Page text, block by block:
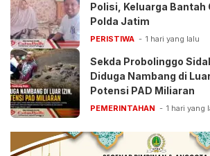
Polisi, Keluarga Bantah
Polda Jatim
PERISTIWA 1 hari yang lalu
Sekda Probolinggo
Diduga Nambang di
Potensi PAD Miliaran
PEMERINTAHAN 1 hari yang